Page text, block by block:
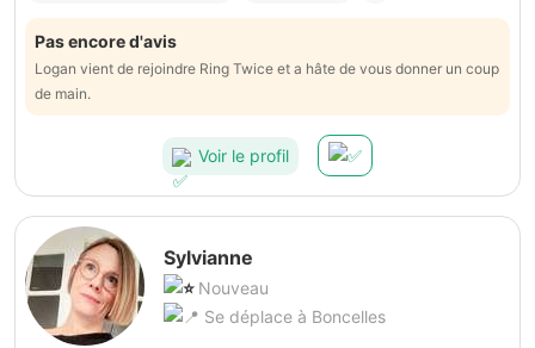
Pas encore d'avis
Logan vient de rejoindre Ring Twice et a hâte de vous donner un coup
de main.
Voir le profil
Sylvianne
Nouveau
Se déplace à Boncelles